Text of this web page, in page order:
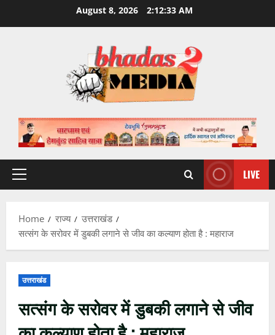
August 8, 2026 2:12:34 AM
Primary
LIVE
Home राज्य
उत्तराखंड
सत्संग के सरोवर में डुबकी लगाने से जीव का कल्याण होता है : महाराज
उत्तराखंड
सत्संग के सरोवर में डुबकी लगाने से जीव